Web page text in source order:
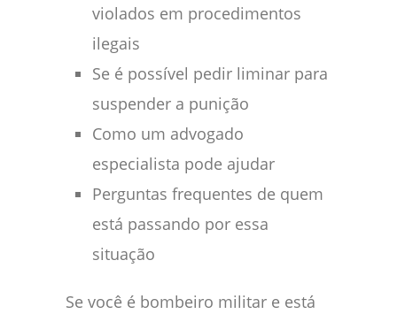
violados em procedimentos
ilegais
Se é possível pedir liminar para
suspender a punição
Como um advogado
especialista pode ajudar
Perguntas frequentes de quem
está passando por essa
situação
Se você é bombeiro militar e está